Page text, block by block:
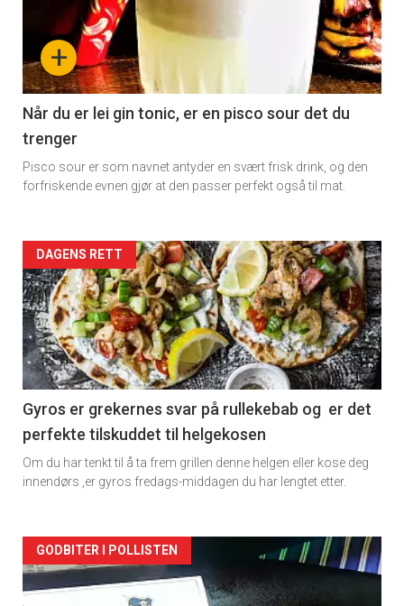
+
Når du er lei gin tonic, er en pisco sour det du
trenger
Pisco sour er som navnet antyder en svært frisk drink, og den
forfriskende evnen gjør at den passer perfekt også til mat.
Forsiden
akkurat
nå
-
2
DAGENS RETT
Gyros er grekernes svar på rullekebab og er det
perfekte tilskuddet til helgekosen
Om du har tenkt til å ta frem grillen denne helgen eller kose deg
innendørs ,er gyros fredags-middagen du har lengtet etter.
Forsiden
akkurat
GODBITER I POLLISTEN